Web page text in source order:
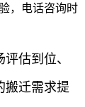
，电话咨询时
估到位、
搬迁需求提